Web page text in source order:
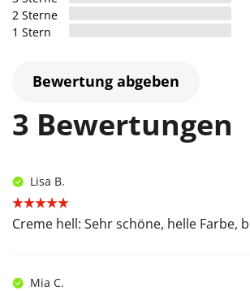
1 Stern
2 Sterne
Bewertung abgeben
3 Bewertungen
Lisa B.
Creme hell: Sehr schöne, helle Farbe,
Mia C.